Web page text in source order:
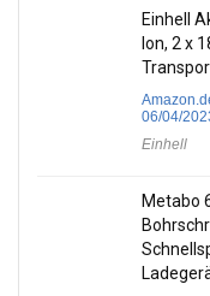
Einhell
Ion, 2 x
06/04/
Einhell
Metabo